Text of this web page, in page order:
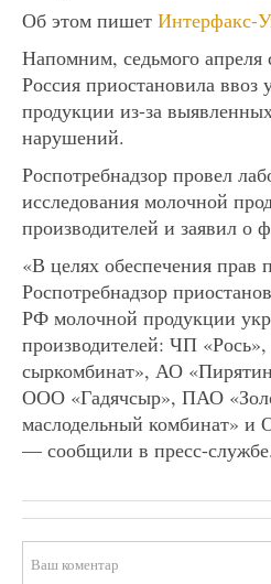
Об этом пишет Интерфакс-
Напомним, седьмого апреля
Россия приостановила ввоз
продукции из-за
нарушений.
Роспотребнадзор провел
исследования молочной
производителей и заявил о
«В целях обеспечения прав
Роспотребнадзор
РФ молочной продукции
производителей: ЧП
сыркомбинат», АО
ООО «Гадячсыр», ПАО
маслодельный комбинат»
— сообщили в пресс-службе.